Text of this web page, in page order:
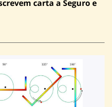
carta a Seguro e